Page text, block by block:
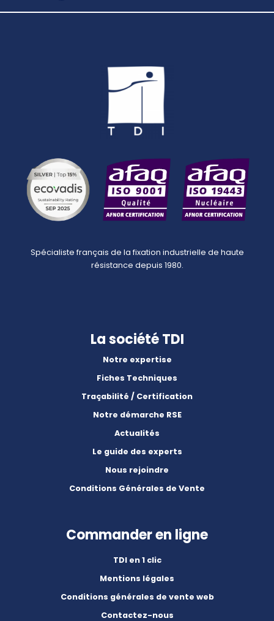
Spécialiste français de la fixation industrielle de haute
résistance depuis 1980.
La société TDI
Notre expertise
Fiches Techniques
Traçabilité / Certification
Notre démarche RSE
Actualités
Le guide des experts
Nous rejoindre
Conditions Générales de Vente
Commander en ligne
TDI en 1 clic
Mentions légales
Conditions générales de vente web
Contactez-nous